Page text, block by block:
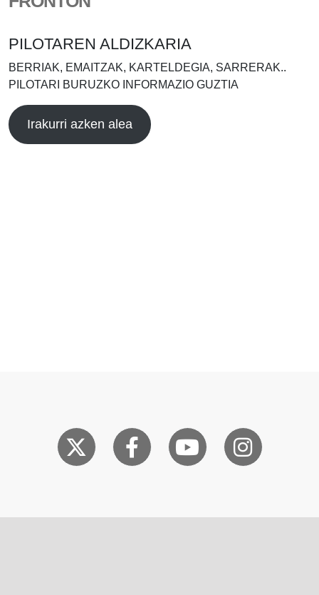
PILOTAREN ALDIZKARIA
BERRIAK, EMAITZAK, KARTELDEGIA, SARRERAK..
PILOTARI BURUZKO INFORMAZIO GUZTIA
Irakurri azken alea